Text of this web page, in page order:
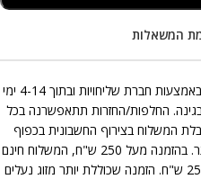
המשאלות
אספקת המוצרים המצויים במלאי תבוצע באמצעות חברת שליחויות ובתוך 4-14 ימי
החלפות/החזרות תתאפשרנה בכל
תוך 14 יום מיום קבלת המשלוח בצירוף החשבונית בכפוף
לתקנון או בפניה אלינו דרך צור קשר באתר. בהזמנה מעל 250 ש"ח, המשלוח חינם
ובסכום נמוך מ 250 ש"ח עלות המשלוח 25 ש"ח. הזמנה שכוללת יותר מזוג נעלים